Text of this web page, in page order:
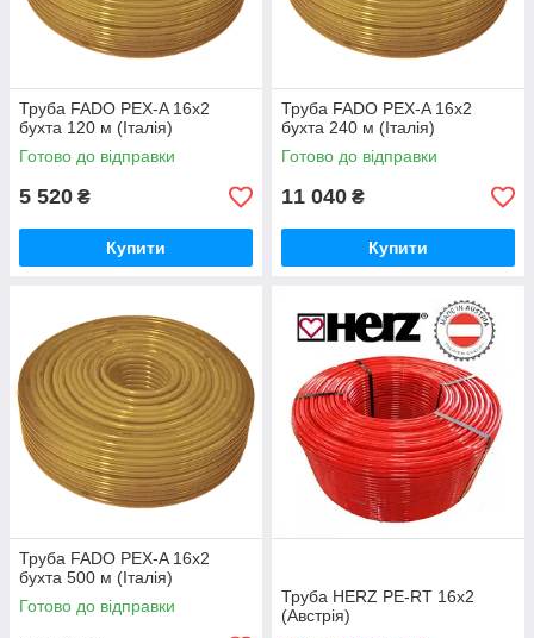
Труба FADO PEX-A 16х2
бухта 120 м (Італія)
Готово до відправки
5 520 ₴
Купити
Труба FADO PEX-A 16х2
бухта 240 м (Італія)
Готово до відправки
11 040 ₴
Купити
Труба FADO PEX-A 16х2
бухта 500 м (Італія)
Готово до відправки
Труба HERZ PE-RT 16x2
(Австрія)